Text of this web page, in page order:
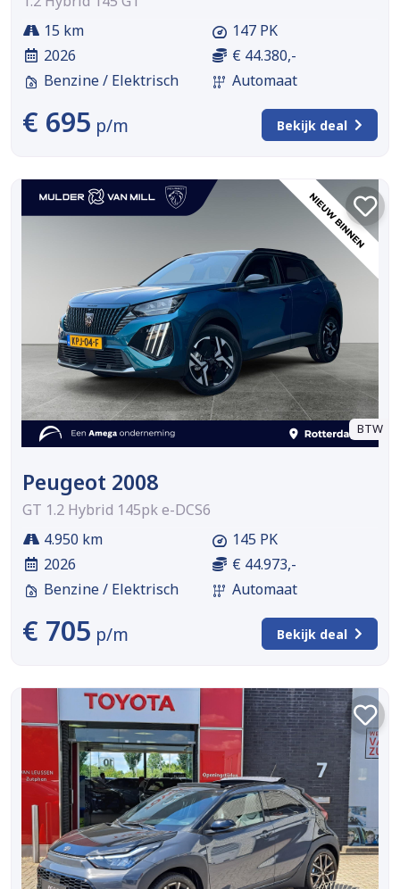
15 km
2026
Benzine / Elektrisch
147 PK
€ 44.380,-
Automaat
€ 695 p/m Bekijk deal
BTW
Peugeot 2008
GT 1.2 Hybrid 145pk e-DCS6
4.950 km
2026
Benzine / Elektrisch
145 PK
€ 44.973,-
Automaat
€ 705 p/m Bekijk deal